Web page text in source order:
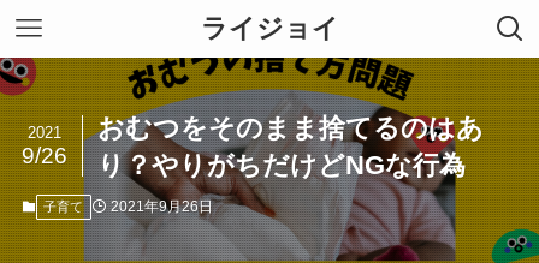
ライジョイ
おむつをそのまま捨てるのはあ
り？やりがちだけどNGな行為
2021
9/26
子育て 2021年9月26日